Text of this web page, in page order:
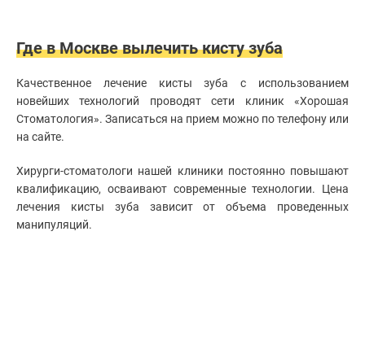
Где в Москве вылечить кисту зуба
Качественное лечение кисты зуба с использованием
новейших технологий проводят сети клиник «Хорошая
Стоматология». Записаться на прием можно по телефону или
на сайте.
Хирурги-стоматологи нашей клиники постоянно повышают
квалификацию, осваивают современные технологии. Цена
лечения кисты зуба зависит от объема проведенных
манипуляций.